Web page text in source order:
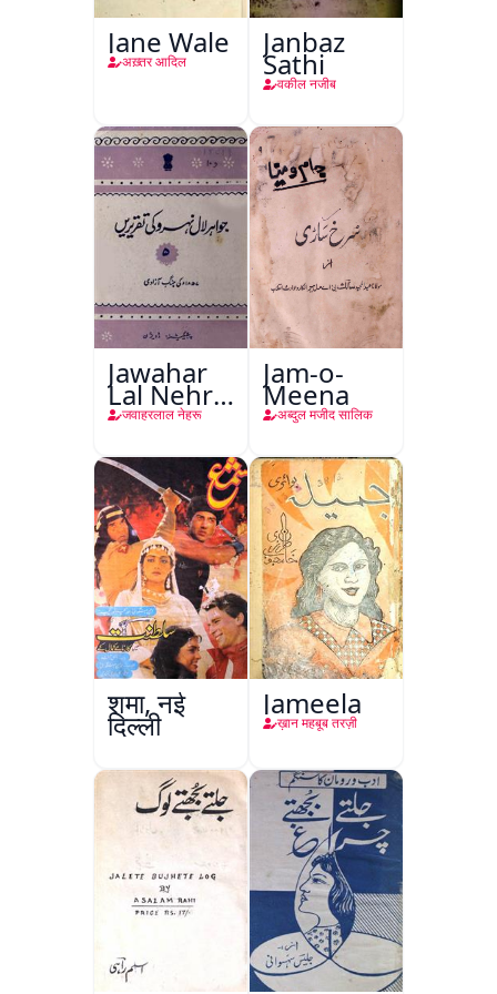
Jane Wale
अख़्तर आदिल
Janbaz
Sathi
वकील नजीब
Jawahar
Lal Nehru
Ki
(Jang-e-
Azadi)
जवाहरलाल नेहरू
Jam-o-
Meena
अब्दुल मजीद सालिक
शमा, नई
दिल्ली
Jameela
ख़ान महबूब तरज़ी